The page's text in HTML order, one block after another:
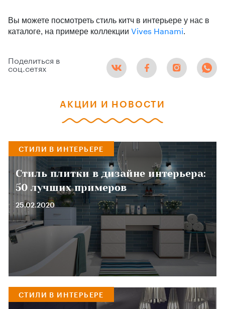
Вы можете посмотреть стиль китч в интерьере у нас в
каталоге, на примере коллекции Vives Hanami.
Поделиться в
соц.сетях
АКЦИИ И НОВОСТИ
СТИЛИ В ИНТЕРЬЕРЕ
Стиль плитки в дизайне интерьера:
50 лучших примеров
25.02.2020
СТИЛИ В ИНТЕРЬЕРЕ